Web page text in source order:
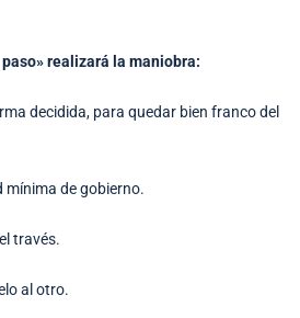
realizará la maniobra:
decidida, para quedar bien franco del
mínima de gobierno.
través.
al otro.